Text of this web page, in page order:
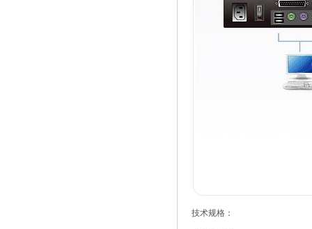
技术规格：